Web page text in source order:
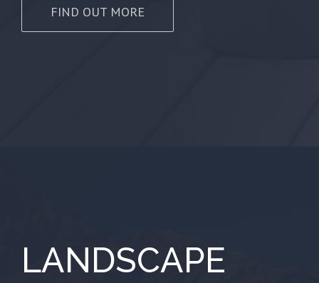
FIND OUT MORE
LANDSCAPE